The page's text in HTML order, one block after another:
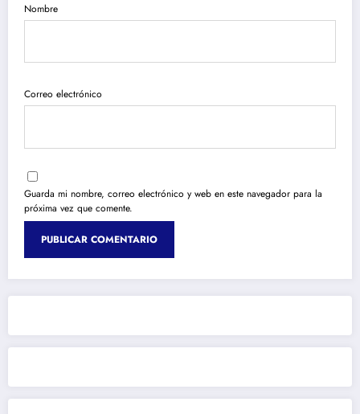
Nombre
Correo electrónico
Guarda mi nombre, correo electrónico y web en este navegador para la
próxima vez que comente.